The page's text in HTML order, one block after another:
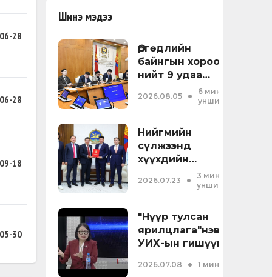
арга
28
28
18
30
Шинэ мэдээ
Өргөдлийн
байнгын хороо
нийт 9 удаа
эрхлэх
хүрээнд 16
асуудал
хэлэлцсэн
байна
2026.08.05 •
6 мин
унших
Нийгмийн
сүлжээнд
хүүхдийн
зохицуулах
төслийг өргөн
мэдүүллээ
2026.07.23 •
3 мин
унших
"Нүүр тулсан
УИХ-ын гишүүн
2026.07.08 • 1 мин унших